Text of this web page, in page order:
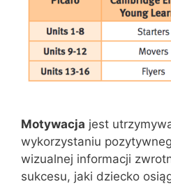
Motywacja jest
wykorzystaniu
wizualnej informacji
sukcesu, jaki dziecko